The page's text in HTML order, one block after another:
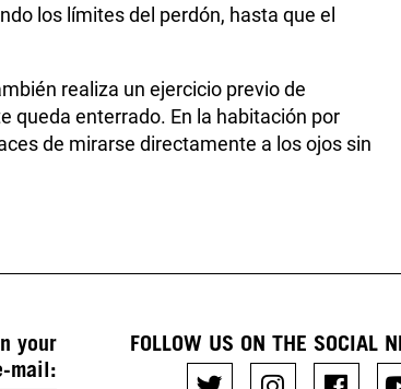
los límites del perdón, hasta que el
realiza un ejercicio previo de
queda enterrado. En la habitación por
de mirarse directamente a los ojos sin
your
mail:
FOLLOW US ON THE SOCIAL